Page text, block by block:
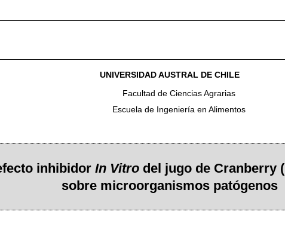
UNIVERSIDAD AUSTRAL DE CHILE
Facultad de Ciencias Agrarias
Escuela de Ingeniería en Alimentos
inhibidor In Vitro del jugo de Cranberry (
sobre microorganismos patógenos